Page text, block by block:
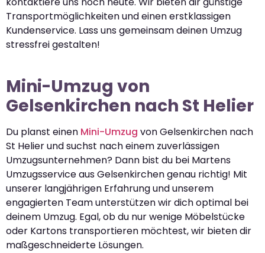
Transportmöglichkeiten und einen erstklassigen
Kundenservice. Lass uns gemeinsam deinen Umzug
stressfrei gestalten!
Mini-Umzug von
Gelsenkirchen nach St Helier
Du planst einen Mini-Umzug von Gelsenkirchen nach
St Helier und suchst nach einem zuverlässigen
Umzugsunternehmen? Dann bist du bei Martens
Umzugsservice aus Gelsenkirchen genau richtig! Mit
unserer langjährigen Erfahrung und unserem
engagierten Team unterstützen wir dich optimal bei
deinem Umzug. Egal, ob du nur wenige Möbelstücke
oder Kartons transportieren möchtest, wir bieten dir
maßgeschneiderte Lösungen.